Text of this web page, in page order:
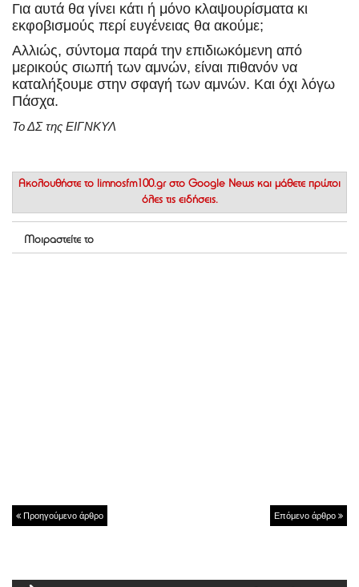
Για αυτά θα γίνει κάτι ή μόνο κλαψουρίσματα κι
εκφοβισμούς περί ευγένειας θα ακούμε;
Αλλιώς, σύντομα παρά την επιδιωκόμενη από
μερικούς σιωπή των αμνών, είναι πιθανόν να
καταλήξουμε στην σφαγή των αμνών. Και όχι λόγω
Πάσχα.
Το ΔΣ της ΕΙΓΝΚΥΛ
Ακολουθήστε το limnosfm100.gr στο Google News και μάθετε πρώτοι
όλες τις ειδήσεις.
Μοιραστείτε το
Προηγούμενο άρθρο Επόμενο άρθρο